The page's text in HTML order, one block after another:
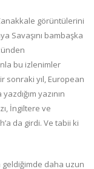
görüntülerini
Savaşını bambaşka
bu izlenimler
sonraki yıl, European
yazının
İngiltere ve
da girdi. Ve tabii ki
geldiğimde daha uzun